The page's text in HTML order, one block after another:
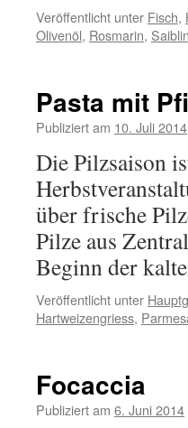
Veröffentlicht unter Fisch,
Olivenöl, Rosmarin,
Pasta mit
Publiziert am 10. Juli 2014
Die Pilzsaison
über frische
Pilze aus
Beginn der
Veröffentlicht unter
Hartweizengriess,
Focaccia
Publiziert am 6. Juni 2014